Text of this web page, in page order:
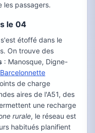
les passagers.
le 04
étoffé dans le
On trouve des
: Manosque, Digne-
de charge
aires de l'A51, des
une recharge
rurale, le réseau est
habitués planifient